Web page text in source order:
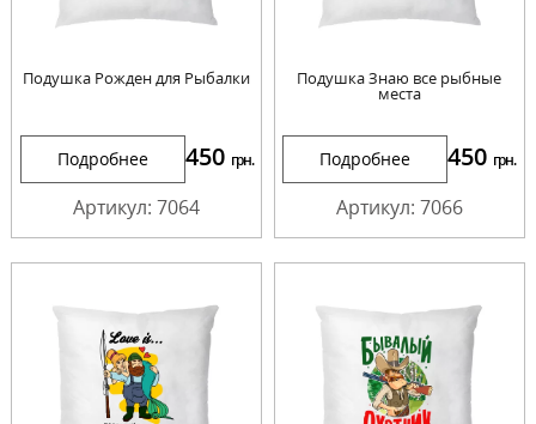
Подушка Рожден для Рыбалки
Подробнее 450 грн.
Артикул: 7064
Подушка Знаю все рыбные
места
Подробнее 450 грн.
Артикул: 7066